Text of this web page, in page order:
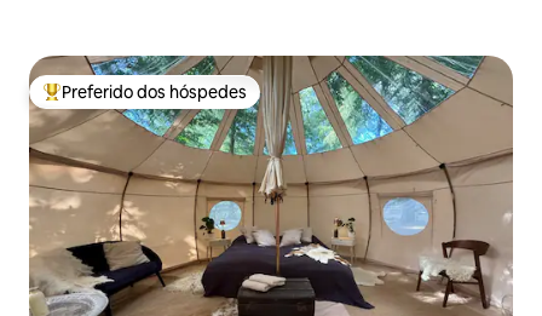
Entre os melhores preferidos dos hóspedes
Preferido dos hóspedes